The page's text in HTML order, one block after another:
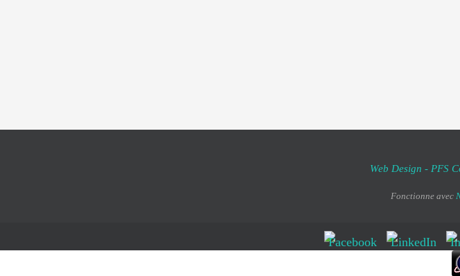
Web Design - PFS
Fonctionne avec